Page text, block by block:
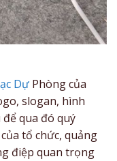
Dự Phòng của
slogan, hình
qua đó quý
tổ chức, quảng
điệp quan trọng